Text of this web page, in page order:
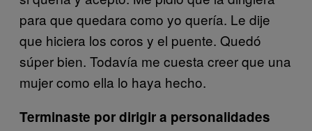
para que quedara como yo quería. Le dije
que hiciera los coros y el puente. Quedó
súper bien. Todavía me cuesta creer que una
mujer como ella lo haya hecho.
Terminaste por dirigir a personalidades